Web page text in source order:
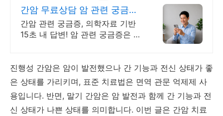
간암 무료상담 암 관련 궁금증
은 힐오에서
간암 관련 궁금증, 의학자료 기반
15초 내 답변! 암 관련 궁금증은 힐
진행성 간암은 암이 발전했으나 간 기능과 전신 상태가 좋
은 상태를 가리키며, 표준 치료법은 면역 관문 억제제 사
용입니다. 반면, 말기 간암은 암 발전과 함께 간 기능과 전
신 상태가 나쁜 상태를 의미합니다. 이번 글은 간암 치료